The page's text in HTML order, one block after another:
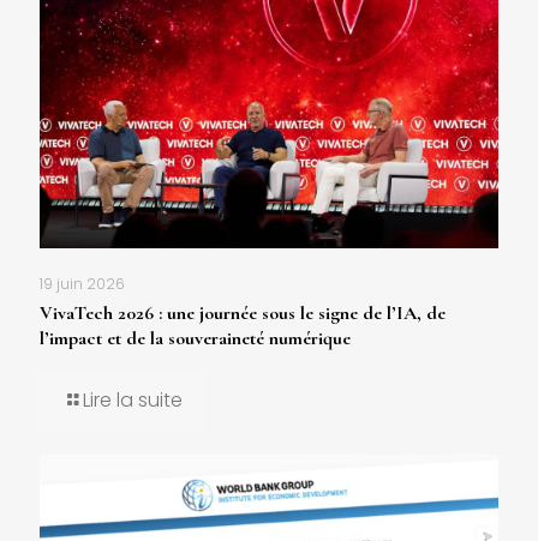
19 juin 2026
VivaTech 2026 : une journée sous le signe de l’IA, de
l’impact et de la souveraineté numérique
Lire la suite